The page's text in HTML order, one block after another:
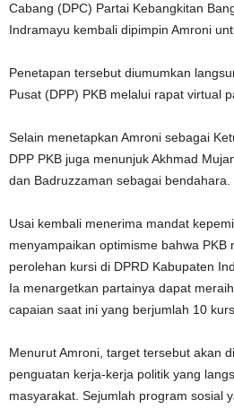
Cabang (DPC) Partai Kebangkitan
Indramayu kembali dipimpin Amroni
Penetapan tersebut diumumkan
Pusat (DPP) PKB melalui rapat virtual
Selain menetapkan Amroni sebagai
DPP PKB juga menunjuk Akhmad
dan Badruzzaman sebagai bendahara.
Usai kembali menerima mandat
menyampaikan optimisme bahwa PKB
perolehan kursi di DPRD Kabupaten
Ia menargetkan partainya dapat
capaian saat ini yang berjumlah 10
Menurut Amroni, target tersebut akan
penguatan kerja-kerja politik yang
masyarakat. Sejumlah program sosial